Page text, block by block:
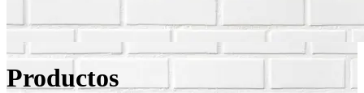
Productos